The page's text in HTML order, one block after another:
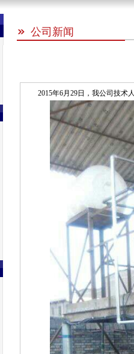
公司新闻
2015年6月29日，我公司技术人